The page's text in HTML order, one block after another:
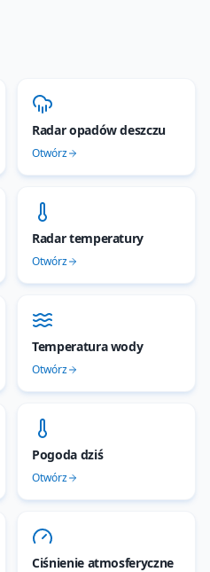
Radar opadów deszczu
Otwórz
Radar temperatury
Otwórz
Temperatura wody
Otwórz
Pogoda dziś
Otwórz
Ciśnienie atmosferyczne